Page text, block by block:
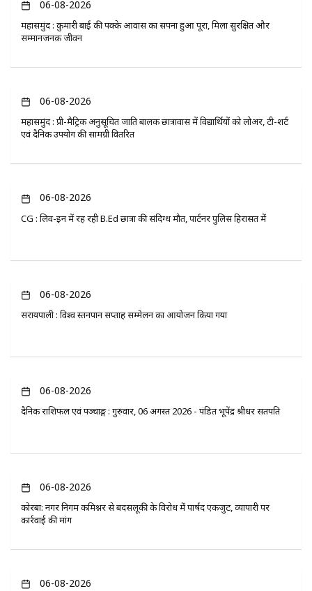
06-08-2026
महासमुंद : कुमारी बाई की पक्के आवास का सपना हुआ पूरा, मिला सुरक्षित और
सम्मानजनक जीवन
06-08-2026
महासमुंद : प्री-मैट्रिक अनुसूचित जाति बालक छात्रावास में विद्यार्थियों को लोअर, टी-शर्ट
एवं दैनिक उपयोग की सामग्री वितरित
06-08-2026
CG : लिव-इन में रह रही B.Ed छात्रा की संदिग्ध मौत, पार्टनर पुलिस हिरासत में
06-08-2026
सरायपाली : विश्व स्तनपान सप्ताह सम्मेलन का आयोजन किया गया
06-08-2026
दैनिक राशिफल एवं पञ्चाङ्ग : गुरुवार, 06 अगस्त 2026 - पंडित भूपेंद्र श्रीधर सतपति
06-08-2026
कोरबा: नगर निगम कमिश्नर से बदसलूकी के विरोध में पार्षद एकजुट, व्यापारी पर
कार्रवाई की मांग
06-08-2026